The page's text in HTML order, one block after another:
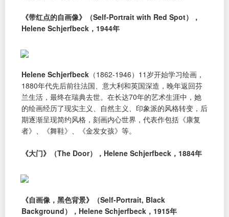
《带红点的自画像》（Self-Portrait with Red Spot），
Helene Schjerfbeck，1944年
Helene Schjerfbeck （1862-1946）11岁开始学习绘画，
1880年代先后前往法国、意大利和英国深造，晚年返回芬
兰生活，最终在瑞典去世。在长达70年的艺术生涯中，她
的绘画经历了现实主义、自然主义、印象派的风格转变，后
期逐渐呈现简约风格，刻画内心世界，代表作包括《康复
者》、《舞鞋》、《金发女孩》等。
《大门》（The Door），Helene Schjerfbeck，1884年
《自画像，黑色背景》（Self-Portrait, Black
Background），Helene Schjerfbeck，1915年